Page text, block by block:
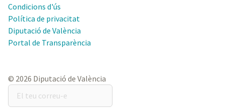
Condicions d'ús
Política de privacitat
Diputació de València
Portal de Transparència
© 2026 Diputació de València
El
teu